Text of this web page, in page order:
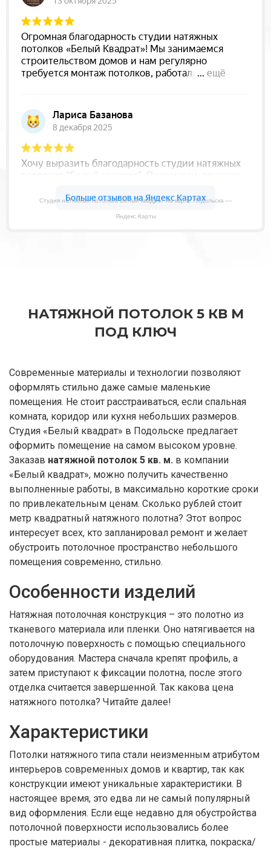
Студия натяжных потолков Белый квадрат на карте Подольска —
Яндекс.Карты
НАТЯЖНОЙ ПОТОЛОК 5 КВ М
ПОД КЛЮЧ
Современные материалы и технологии позволяют
оформлять стильно даже самые маленькие
помещения. Не стоит расстраиваться, если спальная
комната, коридор или кухня небольших размеров.
Студия «Белый квадрат» в Подольске предлагает
оформить помещение на самом высоком уровне.
Заказав натяжной потолок 5 кв. м. в компании
«Белый квадрат», можно получить качественно
выполненные работы, в максимально короткие сроки
по привлекательным ценам. Сколько рублей стоит
метр квадратный натяжного полотна? Этот вопрос
интересует всех, кто запланировал ремонт и желает
обустроить потолочное пространство небольшого
помещения современно, стильно.
Особенности изделий
Натяжная потолочная конструкция – это полотно из
тканевого материала или пленки. Оно натягивается на
потолочную поверхность с помощью специального
оборудования. Мастера сначала крепят профиль, а
затем приступают к фиксации полотна, после этого
отделка считается завершенной. Так какова цена
натяжного потолка? Читайте далее!
Характеристики
Потолки натяжного типа стали неизменным атрибутом
интерьеров современных домов и квартир, так как
конструкции имеют уникальные характеристики. В
настоящее время, это едва ли не самый популярный
вид оформления. Если еще недавно для обустройства
потолочной поверхности использовались более
простые материалы - декоративная плитка, покраска/